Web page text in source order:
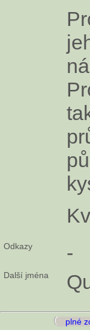
Odkazy -
Další jména